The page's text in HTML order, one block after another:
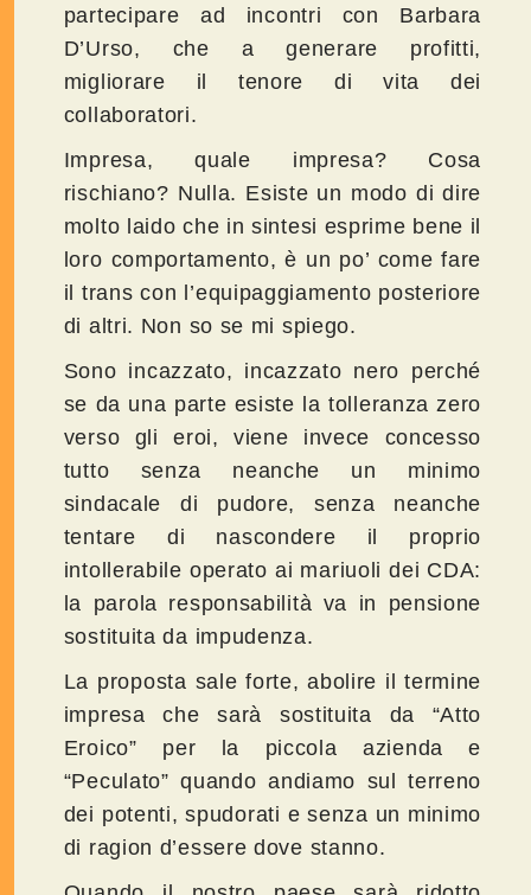
partecipare ad incontri con Barbara
D’Urso, che a generare profitti,
migliorare il tenore di vita dei
collaboratori.
Impresa, quale impresa? Cosa
rischiano? Nulla. Esiste un modo di dire
molto laido che in sintesi esprime bene il
loro comportamento, è un po’ come fare
il trans con l’equipaggiamento posteriore
di altri. Non so se mi spiego.
Sono incazzato, incazzato nero perché
se da una parte esiste la tolleranza zero
verso gli eroi, viene invece concesso
tutto senza neanche un minimo
sindacale di pudore, senza neanche
tentare di nascondere il proprio
intollerabile operato ai mariuoli dei CDA:
la parola responsabilità va in pensione
sostituita da impudenza.
La proposta sale forte, abolire il termine
impresa che sarà sostituita da “Atto
Eroico” per la piccola azienda e
“Peculato” quando andiamo sul terreno
dei potenti, spudorati e senza un minimo
di ragion d’essere dove stanno.